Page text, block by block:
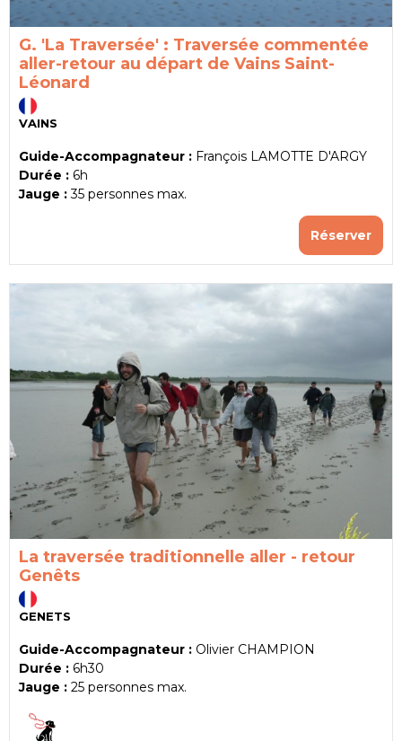
G. 'La Traversée' : Traversée commentée
aller-retour au départ de Vains Saint-
Léonard
VAINS
Guide-Accompagnateur : François LAMOTTE D'ARGY
Durée : 6h
Jauge : 35 personnes max.
Réserver
La traversée traditionnelle aller - retour
Genêts
GENETS
Guide-Accompagnateur : Olivier CHAMPION
Durée : 6h30
Jauge : 25 personnes max.